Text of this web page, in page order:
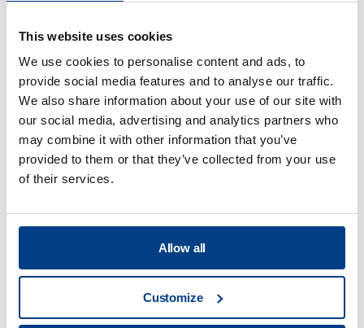
This website uses cookies
We use cookies to personalise content and ads, to
provide social media features and to analyse our traffic.
We also share information about your use of our site with
our social media, advertising and analytics partners who
may combine it with other information that you’ve
provided to them or that they’ve collected from your use
of their services.
Allow all
Customize
MTC Powder Solutions étend ses
grâce au Quintus QIH 286
WEBINAIRE